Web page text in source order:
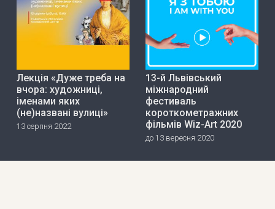
Лекція «Дуже треба на
вчора: художниці,
іменами яких
(не)названі вулиці»
13 серпня 2022
13-й Львівський
міжнародний
фестиваль
короткометражних
фільмів Wiz-Art 2020
до 13 вересня 2020